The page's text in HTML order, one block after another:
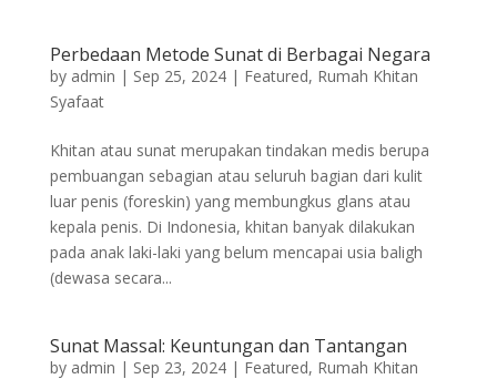
Perbedaan Metode Sunat di Berbagai Negara
by admin | Sep 25, 2024| Featured, Rumah Khitan
Syafaat
Khitan atau sunat merupakan tindakan medis berupa
pembuangan sebagian atau seluruh bagian dari kulit
luar penis (foreskin) yang membungkus glans atau
kepala penis. Di Indonesia, khitan banyak dilakukan
pada anak laki-laki yang belum mencapai usia baligh
(dewasa secara...
Sunat Massal: Keuntungan dan Tantangan
by admin | Sep 23, 2024| Featured, Rumah Khitan